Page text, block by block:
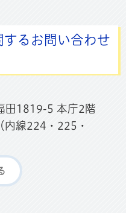
するお問い合わせ
田1819-5 本庁2階
内線224・225・